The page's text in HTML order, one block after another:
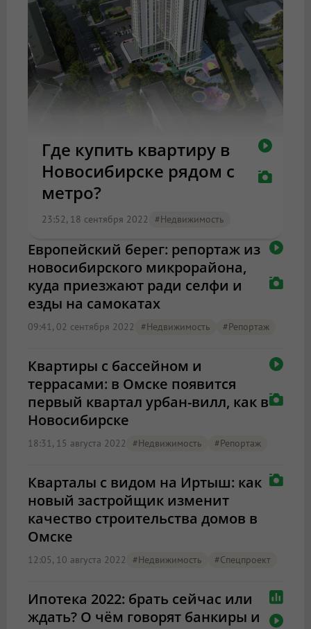
Где купить квартиру в
Новосибирске рядом с
метро?
23:52, 18 сентября 2022 #Недвижимость
Европейский берег: репортаж из
новосибирского микрорайона,
куда приезжают ради селфи и
езды на самокатах
09:41, 02 сентября 2022 #Недвижимость #Репортаж
Квартиры с бассейном и
террасами: в Омске появится
первый квартал урбан-вилл, как в
Новосибирске
18:31, 15 августа 2022 #Недвижимость #Репортаж
Кварталы с видом на Иртыш: как
новый застройщик изменит
качество строительства домов в
Омске
12:05, 10 августа 2022 #Недвижимость #Спецпроект
Ипотека 2022: брать сейчас или
ждать? О чём говорят банкиры и